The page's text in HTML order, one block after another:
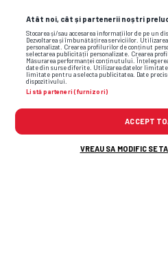
Atât noi, cât și partenerii noștri
Stocarea și/sau accesarea informațiilor de pe un
Dezvoltarea și îmbunătățirea serviciilor.
personalizat. Crearea profilurilor de conținut
selectarea publicității personalizate. Crearea
Măsurarea performanței conținutului.
date din surse diferite. Utilizarea datelor
limitate pentru a selecta publicitatea. Date
dispozitivului.
Listă parteneri (furnizori)
ACCEPT
VREAU SA MODIFIC